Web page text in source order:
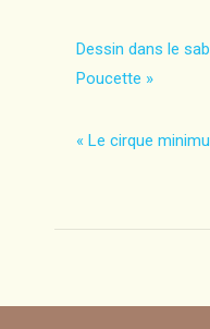
Dessin dans le
Poucette »
« Le cirque